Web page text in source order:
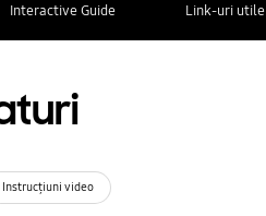
Interactive Guide Link-uri utile
Instrucţiuni video